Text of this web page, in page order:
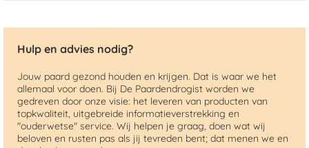
Hulp en advies nodig?
Jouw paard gezond houden en krijgen. Dat is waar we het
allemaal voor doen. Bij De Paardendrogist worden we
gedreven door onze visie: het leveren van producten van
topkwaliteit, uitgebreide informatieverstrekking en
"ouderwetse" service. Wij helpen je graag, doen wat wij
beloven en rusten pas als jij tevreden bent; dat menen we en